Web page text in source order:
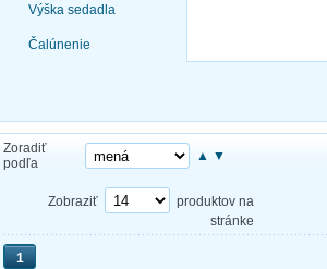
Výška sedadla
Čalúnenie
Zoradiť
podľa
▲ ▼
Zobraziť
produktov na
stránke
1